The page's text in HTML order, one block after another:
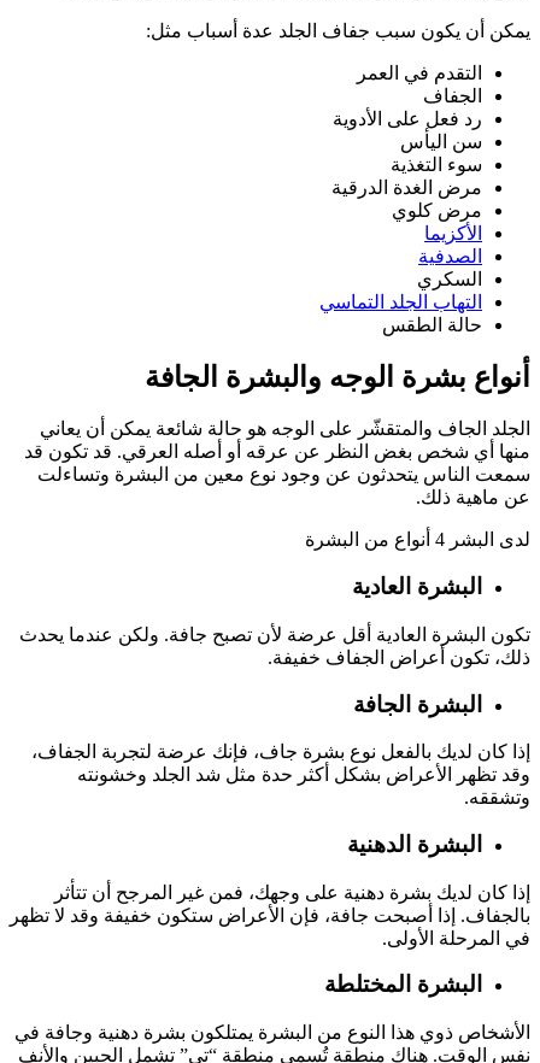
يمكن أن يكون سبب جفاف الجلد عدة أسباب مثل:
التقدم في العمر
الجفاف
رد فعل على الأدوية
سن اليأس
سوء التغذية
مرض الغدة الدرقية
مرض كلوي
الأكزيما
الصدفية
السكري
التهاب الجلد التماسي
حالة الطقس
أنواع بشرة الوجه والبشرة الجافة
الجلد الجاف والمتقشّر على الوجه هو حالة شائعة يمكن أن يعاني
منها أي شخص بغض النظر عن عرقه أو أصله العرقي. قد تكون قد
سمعت الناس يتحدثون عن وجود نوع معين من البشرة وتساءلت
عن ماهية ذلك.
لدى البشر 4 أنواع من البشرة
البشرة العادية
تكون البشرة العادية أقل عرضة لأن تصبح جافة. ولكن عندما يحدث
ذلك، تكون أعراض الجفاف خفيفة.
البشرة الجافة
إذا كان لديك بالفعل نوع بشرة جاف، فإنك عرضة لتجربة الجفاف،
وقد تظهر الأعراض بشكل أكثر حدة مثل شد الجلد وخشونته
وتشققه.
البشرة الدهنية
إذا كان لديك بشرة دهنية على وجهك، فمن غير المرجح أن تتأثر
بالجفاف. إذا أصبحت جافة، فإن الأعراض ستكون خفيفة وقد لا تظهر
في المرحلة الأولى.
البشرة المختلطة
الأشخاص ذوي هذا النوع من البشرة يمتلكون بشرة دهنية وجافة في
نفس الوقت. هناك منطقة تُسمى منطقة “تي” تشمل الجبين والأنف